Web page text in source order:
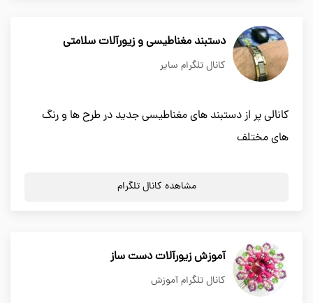
دستبند مغناطیسی و زیورآلات سلامتی
کانال تلگرام سایر
کانالی پر از دستبند های مغناطیسی جدید در طرح ها و رنگ
های مختلف
مشاهده کانال تلگرام
آموزش زیورآلات دست ساز
کانال تلگرام آموزش